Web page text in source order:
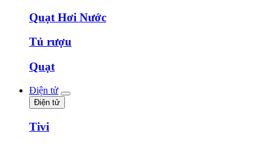
Quạt Hơi Nước
Tủ rượu
Quạt
Điện tử
Điện tử
Tivi